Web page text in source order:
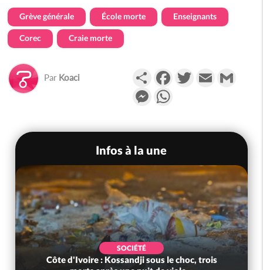
Grève générale École morte Enseignants
Corec Craie morte
Par Koaci PartagerFacebookTwitterEmail
Messenger
Infos à la une
SOCIÉTÉ
Côte d'Ivoire : Kossandji sous le choc, trois